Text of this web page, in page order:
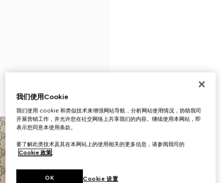
我们使用Cookie
我们使用 cookie 和类似技术来增强网站导航，分析网站使用情况，协助我司
开展营销工作，并允许您在社交网络上共享我们的内容。继续使用本网站，即
表示您同意本使用条款。
要了解此类技术及其在本网站上的使用相关的更多信息，请参阅我司的
Cookie 政策。
Cookie 设置
OK